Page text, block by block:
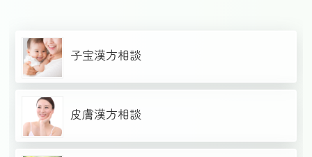
子宝漢方相談
皮膚漢方相談